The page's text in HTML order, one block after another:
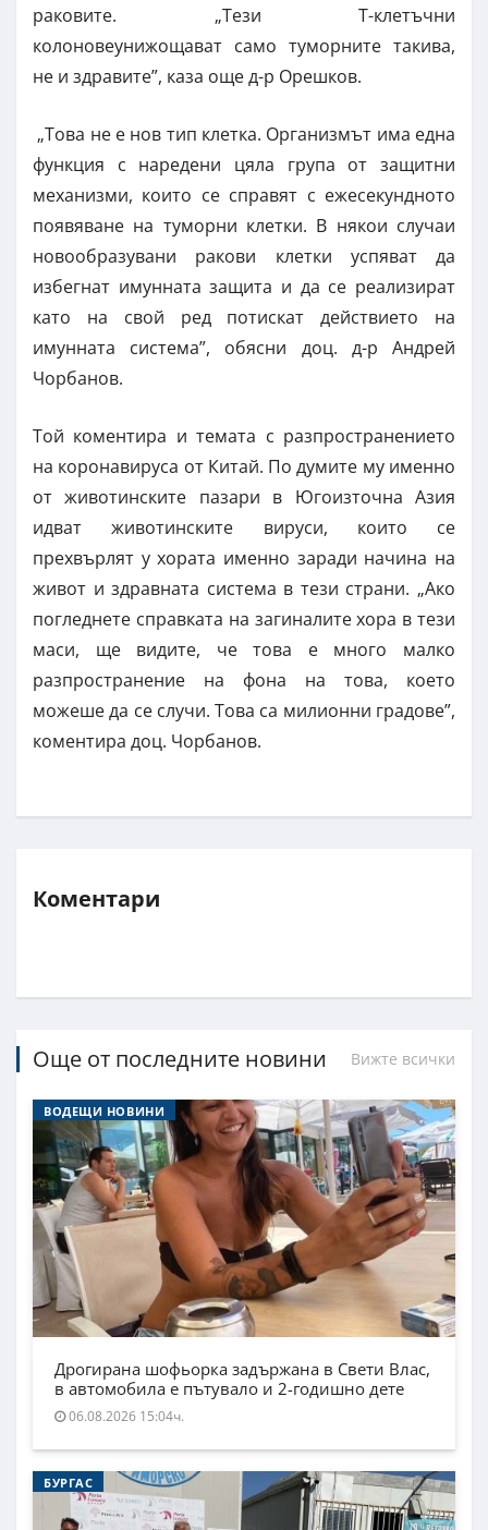
раковите. „Тези Т-клетъчни
колоновеунижощават само туморните такива,
не и здравите”, каза още д-р Орешков.
„Това не е нов тип клетка. Организмът има една
функция с наредени цяла група от защитни
механизми, които се справят с ежесекундното
появяване на туморни клетки. В някои случаи
новообразувани ракови клетки успяват да
избегнат имунната защита и да се реализират
като на свой ред потискат действието на
имунната система”, обясни доц. д-р Андрей
Чорбанов.
Той коментира и темата с разпространението
на коронавируса от Китай. По думите му именно
от животинските пазари в Югоизточна Азия
идват животинските вируси, които се
прехвърлят у хората именно заради начина на
живот и здравната система в тези страни. „Ако
погледнете справката на загиналите хора в тези
маси, ще видите, че това е много малко
разпространение на фона на това, което
можеше да се случи. Това са милионни градове”,
коментира доц. Чорбанов.
Коментари
Още от последните новини Вижте всички
ВОДЕЩИ НОВИНИ
Дрогирана шофьорка задържана в Свети Влас,
в автомобила е пътувало и 2-годишно дете
06.08.2026 15:04ч.
БУРГАС